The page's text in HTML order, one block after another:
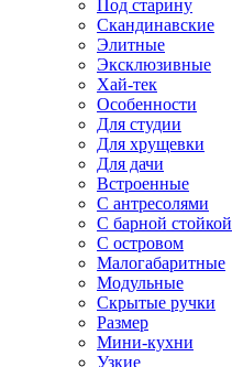
Под старину
Скандинавские
Элитные
Эксклюзивные
Хай-тек
Особенности
Для студии
Для хрущевки
Для дачи
Встроенные
С антресолями
С барной стойкой
С островом
Малогабаритные
Модульные
Скрытые ручки
Размер
Мини-кухни
Узкие